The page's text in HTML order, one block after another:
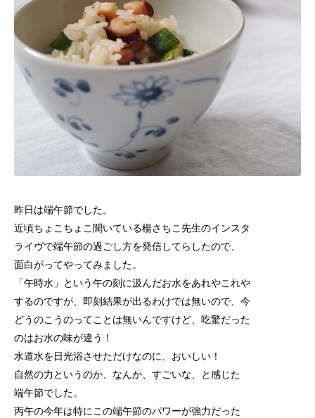
昨日は端午節でした。
近頃ちょこちょこ聞いている楊さちこ先生のインスタ
ライヴで端午節の過ごし方を発信してらしたので、
面白がってやってみました。
「午時水」という午の刻に汲んだお水をあれやこれや
するのですが、 即刻結果が出るわけでは無いので、今
どうのこうのってことは無いんですけど、吃驚だった
のはお水の味が違う！
水道水を日光浴させただけなのに、おいしい！
自然の力というのか、なんか、すごいな、と感じた
端午節でした。
丙午の今年は特にこの端午節のパワーが強力だった